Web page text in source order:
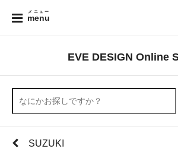
menu
メニュー
EVE DESIGN Online
SUZUKI